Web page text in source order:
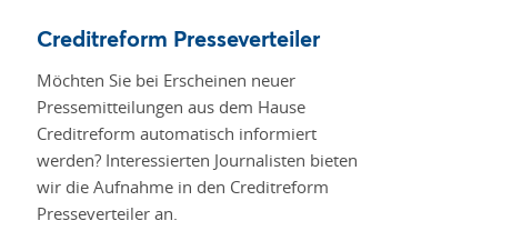
Creditreform Presseverteiler
Möchten Sie bei Erscheinen neuer
Pressemitteilungen aus dem Hause
Creditreform automatisch informiert
werden? Interessierten Journalisten bieten
wir die Aufnahme in den Creditreform
Presseverteiler an.